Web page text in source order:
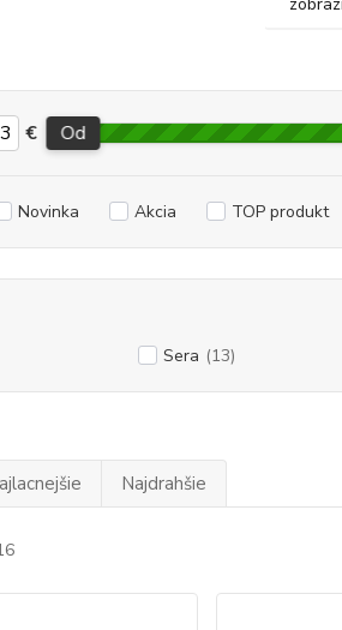
€ Od
Novinka Akcia TOP produkt
Sera (13)
Najdrahšie